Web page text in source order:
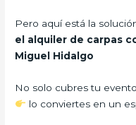
Pero aquí está la
el alquiler de carpas
Miguel Hidalgo
No solo cubres tu
lo conviertes en un